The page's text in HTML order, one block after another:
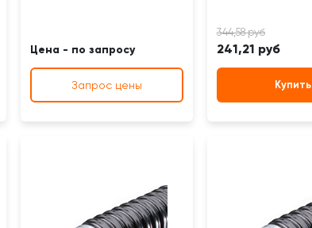
Цена - по запросу
Запрос цены
241,21 руб
Купить